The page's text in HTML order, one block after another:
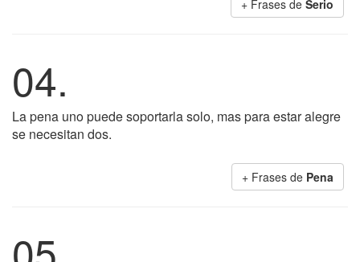
+ Frases de Serio
04.
La pena uno puede soportarla solo, mas para estar alegre
se necesitan dos.
+ Frases de Pena